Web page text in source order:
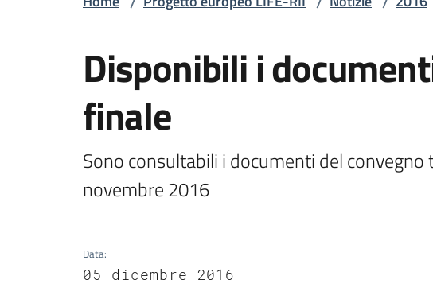
Disponibili i
finale
Sono consultabili i documenti del
novembre 2016
Data:
05 dicembre 2016